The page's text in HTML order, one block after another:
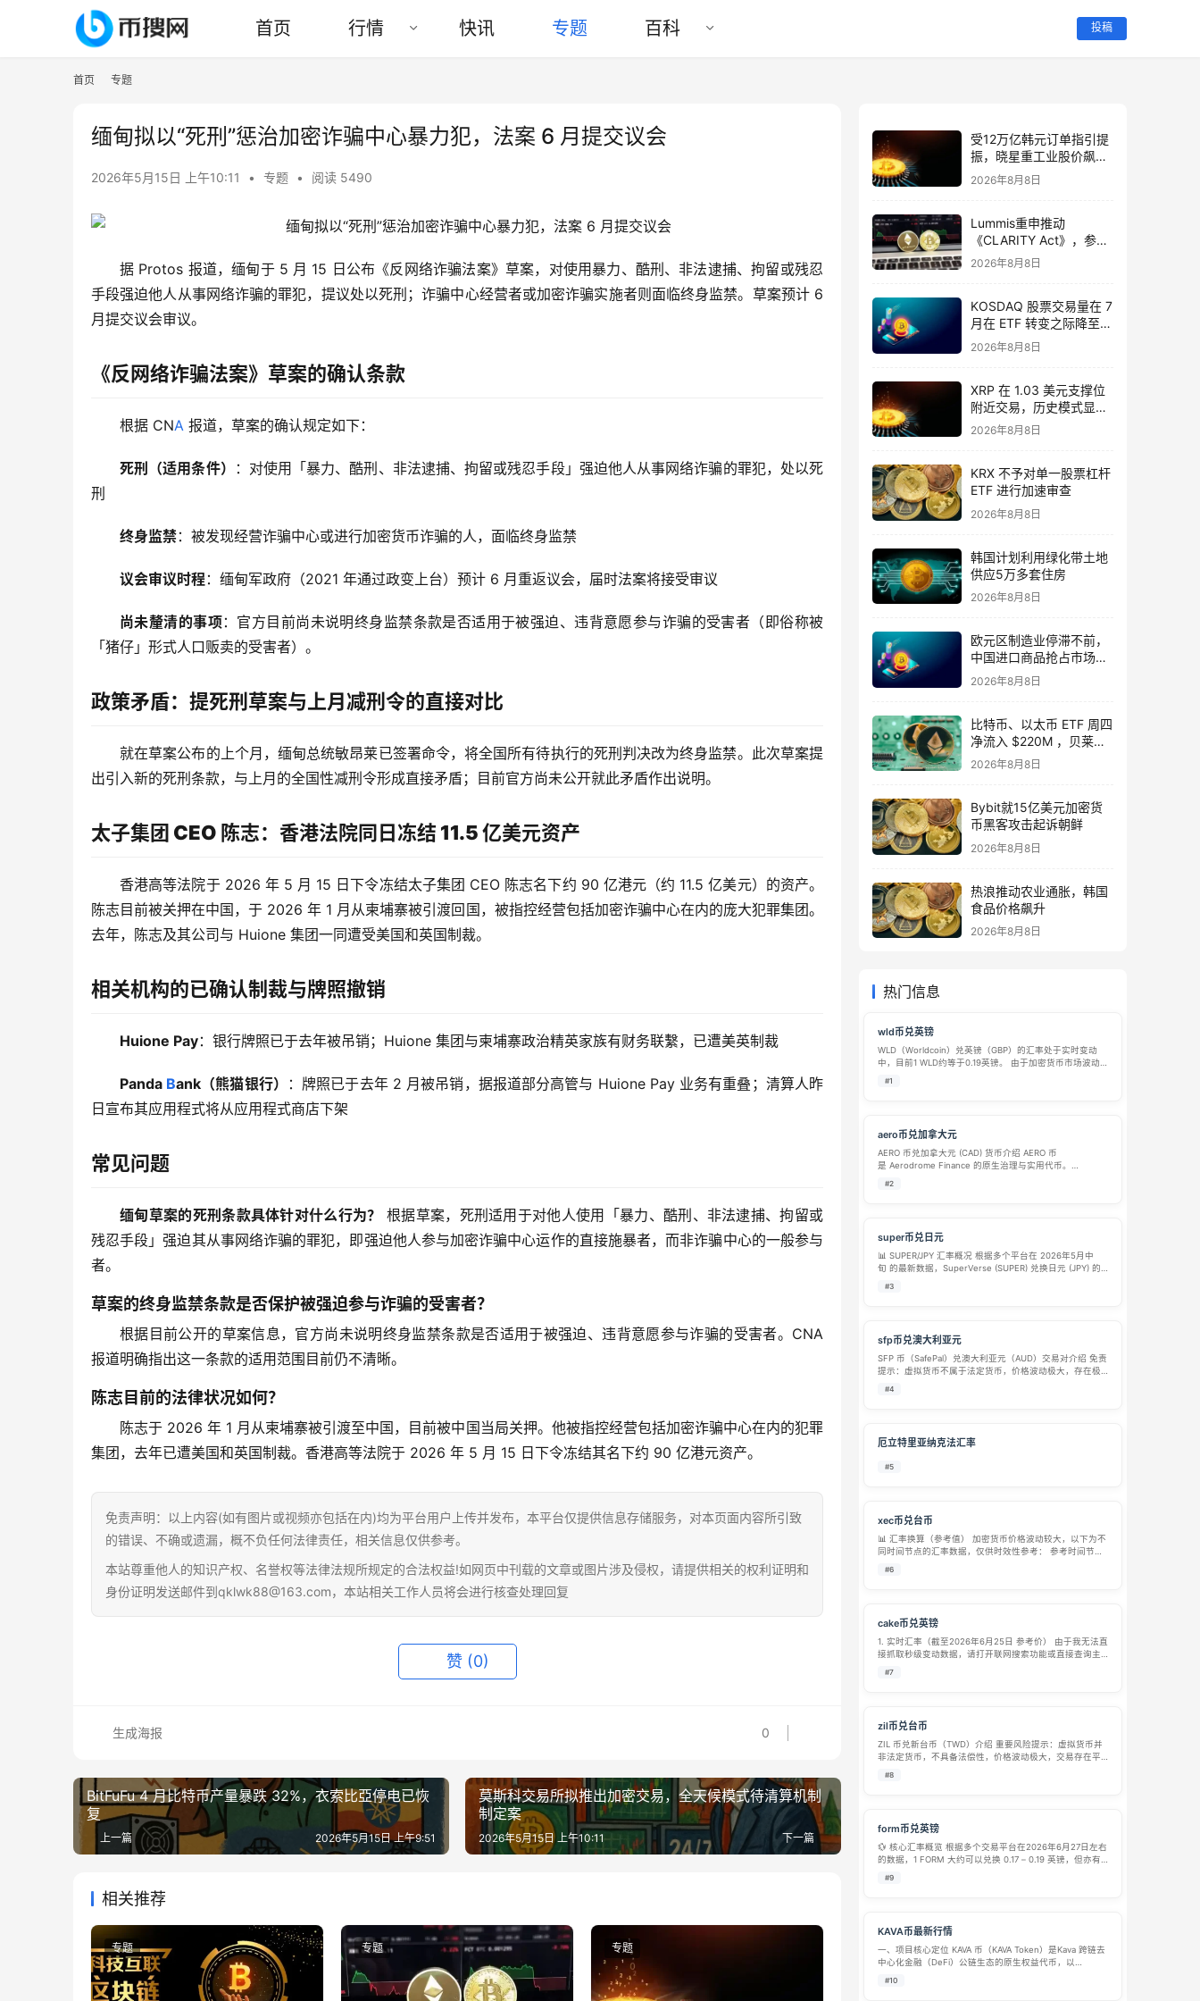
首页 行情 快讯 专题 百科 投稿
首页 专题
缅甸拟以“死刑”惩治加密诈骗中心暴力犯，法案 6 月提交议会
2026年5月15日 上午10:11 • 专题 • 阅读 5490
据 Protos 报道，缅甸于 5 月 15 日公布《反网络诈骗法案》草案，对使用暴力、酷刑、非法逮捕、拘留或残忍
手段强迫他人从事网络诈骗的罪犯，提议处以死刑；诈骗中心经营者或加密诈骗实施者则面临终身监禁。草案预计 6
月提交议会审议。
《反网络诈骗法案》草案的确认条款
根据 CNA 报道，草案的确认规定如下：
死刑（适用条件）
：对使用「暴力、酷刑、非法逮捕、拘留或残忍手段」强迫他人从事网络诈骗的罪犯，处以死
刑
终身监禁：被发现经营诈骗中心或进行加密货币诈骗的人，面临终身监禁
议会审议时程：缅甸军政府（2021 年通过政变上台）预计 6 月重返议会，届时法案将接受审议
尚未釐清的事项：官方目前尚未说明终身监禁条款是否适用于被强迫、违背意愿参与诈骗的受害者（即俗称被
「猪仔」形式人口贩卖的受害者）。
政策矛盾：提死刑草案与上月减刑令的直接对比
就在草案公布的上个月，缅甸总统敏昂莱已签署命令，将全国所有待执行的死刑判决改为终身监禁。此次草案提
出引入新的死刑条款，与上月的全国性减刑令形成直接矛盾；目前官方尚未公开就此矛盾作出说明。
太子集团 CEO 陈志：香港法院同日冻结 11.5 亿美元资产
香港高等法院于 2026 年 5 月 15 日下令冻结太子集团 CEO 陈志名下约 90 亿港元（约 11.5 亿美元）的资产。
陈志目前被关押在中国，于 2026 年 1 月从柬埔寨被引渡回国，被指控经营包括加密诈骗中心在内的庞大犯罪集团。
去年，陈志及其公司与 Huione 集团一同遭受美国和英国制裁。
相关机构的已确认制裁与牌照撤销
Huione Pay：银行牌照已于去年被吊销；Huione 集团与柬埔寨政治精英家族有财务联繫，已遭美英制裁
Panda Bank（熊猫银行）
：牌照已于去年 2 月被吊销，据报道部分高管与 Huione Pay 业务有重叠；清算人昨
日宣布其应用程式将从应用程式商店下架
常见问题
缅甸草案的死刑条款具体针对什么行为？
根据草案，死刑适用于对他人使用「暴力、酷刑、非法逮捕、拘留或
残忍手段」强迫其从事网络诈骗的罪犯，即强迫他人参与加密诈骗中心运作的直接施暴者，而非诈骗中心的一般参与
者。
草案的终身监禁条款是否保护被强迫参与诈骗的受害者？
根据目前公开的草案信息，官方尚未说明终身监禁条款是否适用于被强迫、违背意愿参与诈骗的受害者。CNA
报道明确指出这一条款的适用范围目前仍不清晰。
陈志目前的法律状况如何？
陈志于 2026 年 1 月从柬埔寨被引渡至中国，目前被中国当局关押。他被指控经营包括加密诈骗中心在内的犯罪
集团，去年已遭美国和英国制裁。香港高等法院于 2026 年 5 月 15 日下令冻结其名下约 90 亿港元资产。
免责声明：以上内容(如有图片或视频亦包括在内)均为平台用户上传并发布，本平台仅提供信息存储服务，对本页面内容所引致
的错误、不确或遗漏，概不负任何法律责任，相关信息仅供参考。
本站尊重他人的知识产权、名誉权等法律法规所规定的合法权益!如网页中刊载的文章或图片涉及侵权，请提供相关的权利证明和
身份证明发送邮件到qklwk88@163.com，本站相关工作人员将会进行核查处理回复
赞 (0)
0
生成海报
BitFuFu 4 月比特币产量暴跌 32%，衣索比亞停电已恢
复
上一篇 2026年5月15日 上午9:51
莫斯科交易所拟推出加密交易，全天候模式待清算机制
制定案
下一篇
2026年5月15日 上午10:11
相关推荐
专题 专题 专题
受12万亿韩元订单指引提
振，晓星重工业股价飙升
49.5%
2026年8月8日
Lummis重申推动
《CLARITY Act》，参议
院投票推迟至9月
2026年8月8日
KOSDAQ 股票交易量在 7
月在 ETF 转变之际降至
11 个月低点
2026年8月8日
XRP 在 1.03 美元支撑位
附近交易，历史模式显示
其具备反弹潜力
2026年8月8日
KRX 不予对单一股票杠杆
ETF 进行加速审查
2026年8月8日
韩国计划利用绿化带土地
供应5万多套住房
2026年8月8日
欧元区制造业停滞不前，
中国进口商品抢占市场份
额
2026年8月8日
比特币、以太币 ETF 周四
净流入 $220M ，贝莱德
领跑。
2026年8月8日
Bybit就15亿美元加密货
币黑客攻击起诉朝鲜
2026年8月8日
热浪推动农业通胀，韩国
食品价格飙升
2026年8月8日
热门信息
wld币兑英镑
WLD（Worldcoin）兑英镑（GBP）的汇率处于实时变动
中，目前1 WLD约等于0.19英镑。 由于加密货币市场波动
剧烈，具体汇率请务必以交易平台的实时数据为准。 💷 当
#1
aero币兑加拿大元
AERO 币兑加拿大元 (CAD) 货币介绍 AERO 币
是 Aerodrome Finance 的原生治理与实用代币。
Aerodrome Finance 是建立在 Base 网络（由 Coinbase
#2
super币兑日元
📊 SUPER/JPY 汇率概况 根据多个平台在 2026年5月中
旬 的最新数据，SuperVerse (SUPER) 兑换日元 (JPY) 的
价格大约在 20 JPY 到 21 JPY 之间浮动。 以下是不同平台
#3
sfp币兑澳大利亚元
SFP 币（SafePal）兑澳大利亚元（AUD）交易对介绍 免责
提示：虚拟货币不属于法定货币，价格波动极大，存在极
高投资风险，本文仅作信息科普，不构成任何投资建议。
#4
厄立特里亚纳克法汇率
#5
xec币兑台币
📊 汇率换算（参考值） 加密货币价格波动较大，以下为不
同时间节点的汇率数据，仅供时效性参考： 参考时间节点
汇率参考 换算参考 来源/数据日期 近期实时 1 XEC ≈
#6
cake币兑英镑
1. 实时汇率（截至2026年6月25日 参考价） 由于我无法直
接抓取秒级变动数据，请打开联网搜索功能或直接查询主
流交易平台（如Binance、CoinGecko）获取最新
#7
zil币兑台币
ZIL 币兑新台币（TWD）介绍 重要风险提示：虚拟货币并
非法定货币，不具备法偿性，价格波动极大，交易存在平
台跑路、诈骗、资金冻结等多重风险；中国大陆严禁任何
#8
form币兑英镑
💱 核心汇率概览 根据多个交易平台在2026年6月27日左右
的数据，1 FORM 大约可以兑换 0.17 – 0.19 英镑，但亦有
平台显示价格远高于此区间。具体情况如下： Bitget 平
#9
KAVA币最新行情
一、项目核心定位​ KAVA 币（KAVA Token）是Kava 跨链去
中心化金融（DeFi）公链生态的原生权益代币，以
“Cosmos-EVM 双生态融合 + 全品类金融服务” 为核心方
#10